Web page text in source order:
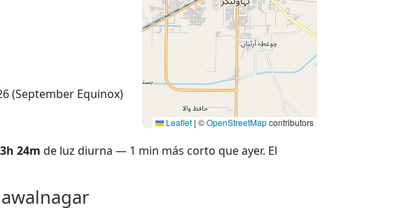
(September Equinox)
Leaflet | ©OpenStreetMapcontributors
24m de luz diurna — 1 min más corto que ayer. El